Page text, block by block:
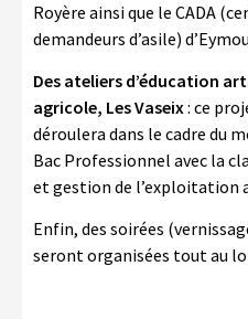
Royère ainsi que le CADA
demandeurs d’asile)
Des ateliers d’éducation
agricole, Les Vaseix: ce
déroulera dans le cadre du
Bac Professionnel avec la
et gestion de l’exploitation
Enfin, des soirées
seront organisées tout au